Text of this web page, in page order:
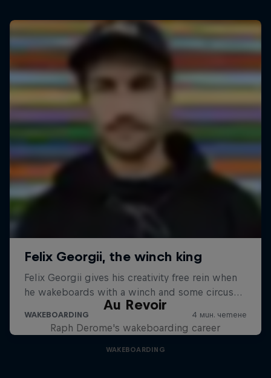
Au Revoir
Raph Derome's wakeboarding career
WAKEBOARDING